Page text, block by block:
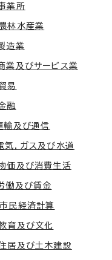
業所
林水産業
造業
業及びサービス業
易
融
輸及び通信
，ガス及び水道
価及び消費生活
働及び賃金
民経済計算
育及び文化
居及び土木建設